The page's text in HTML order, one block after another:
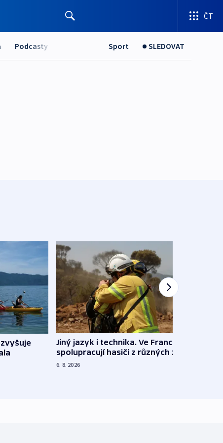
ČT
Podcasty Sport SLEDOVAT
Jiný jazyk i technika. Ve Francii
spolupracují hasiči z různých zemí
6. 8. 2026